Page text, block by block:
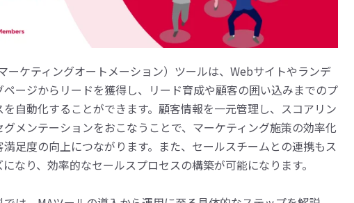
ーケティングオートメーション）ツールは、Webサイトやランデ
ページからリードを獲得し、リード育成や顧客の囲い込みまでのプ
を自動化することができます。顧客情報を一元管理し、スコアリン
グメンテーションをおこなうことで、マーケティング施策の効率化
満足度の向上につながります。また、セールスチームとの連携もス
になり、効率的なセールスプロセスの構築が可能になります。